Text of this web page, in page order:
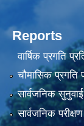
Reports
वार्षिक प्रगति
चौमासिक प्रगति
सार्वजनिक सुनुवाई
सार्वजनिक परीक्षण